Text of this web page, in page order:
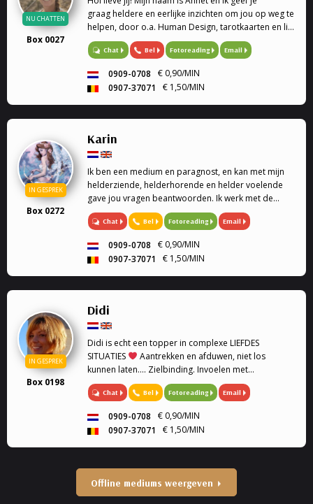
NU CHATTEN
Box 0027
graag heldere en eerlijke inzichten om jou op weg te
helpen, door o.a. Human Design, tarotkaarten en life
coaching.
Chat Bel Fotoreading Email
0909-0708
€ 0,90/MIN
0907-37071
€ 1,50/MIN
IN GESPREK
Box 0272
Karin
Ik ben een medium en paragnost, en kan met mijn
helderziende, helderhorende en helder voelende
gave jou vragen beantwoorden. Ik werk met de
engelen kaarten en geef engelen readings en
healing. Mijn specialiteit is tweeling zielen, en liefde.
Chat Bel Fotoreading Email
0909-0708
€ 0,90/MIN
0907-37071
€ 1,50/MIN
IN GESPREK
Box 0198
Didi
Didi is echt een topper in complexe LIEFDES
SITUATIES
Aantrekken en afduwen, niet los
kunnen laten.... Zielbinding. Invoelen met
geboortedatum en astrologie. Medium, Astrologe,
kaartleggen. Coach, Relatie Coach, Droomverklaring,
Helderwetend.
Chat Bel Fotoreading Email
0909-0708
€ 0,90/MIN
0907-37071
€ 1,50/MIN
Offline mediums weergeven